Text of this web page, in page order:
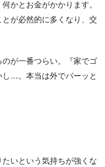
かとお金がかかります。
が必然的に多くなり、交
のが一番つらい。『家でゴ
し…。本当は外でパーッと
いという気持ちが強くな